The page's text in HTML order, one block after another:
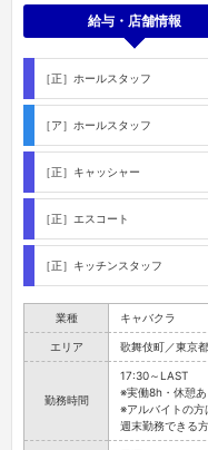
給与・店舗情報
［正］ホールスタッフ
［ア］ホールスタッフ
［正］キャッシャー
［正］エスコート
［正］キッチンスタッフ
業種 キャバクラ
エリア 歌舞伎町／東京都
勤務時間
17:30～LAST
※実働8h・休憩あ
※アルバイトの方
週末勤務できる